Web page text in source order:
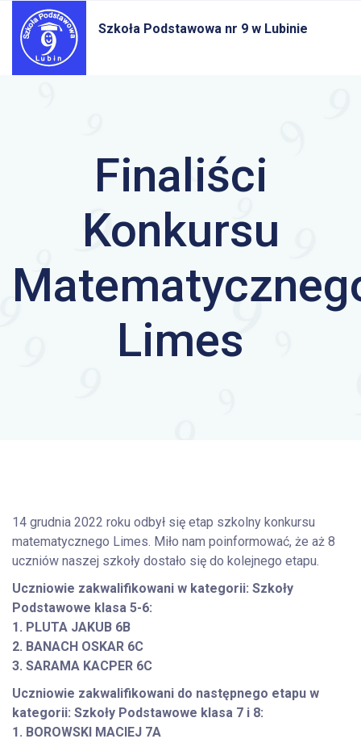
Szkoła Podstawowa nr 9 w Lubinie
Finaliści
Konkursu
Limes
14 grudnia 2022 roku odbył się etap szkolny konkursu
matematycznego Limes. Miło nam poinformować, że aż 8
uczniów naszej szkoły dostało się do kolejnego etapu.
Uczniowie zakwalifikowani w kategorii: Szkoły
Podstawowe klasa 5-6:
1. PLUTA JAKUB 6B
2. BANACH OSKAR 6C
3. SARAMA KACPER 6C
Uczniowie zakwalifikowani do następnego etapu w
kategorii: Szkoły Podstawowe klasa 7 i 8:
1. BOROWSKI MACIEJ 7A